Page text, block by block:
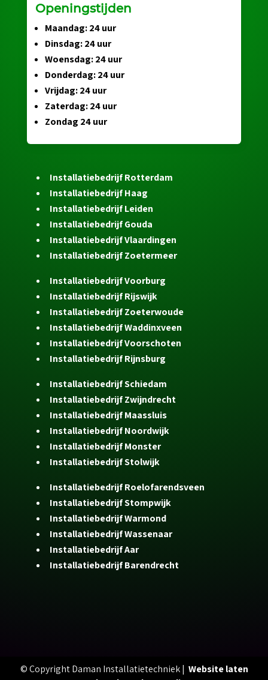
Openingstijden
Maandag: 24 uur
Dinsdag: 24 uur
Woensdag: 24 uur
Donderdag: 24 uur
Vrijdag: 24 uur
Zaterdag: 24 uur
Zondag 24 uur
Installatiebedrijf Rotterdam
Installatiebedrijf Haag
Installatiebedrijf Leiden
Installatiebedrijf Gouda
Installatiebedrijf Vlaardingen
Installatiebedrijf Zoetermeer
Installatiebedrijf Voorburg
Installatiebedrijf Rijswijk
Installatiebedrijf Zoeterwoude
Installatiebedrijf Waddinxveen
Installatiebedrijf Voorschoten
Installatiebedrijf Rijnsburg
Installatiebedrijf Schiedam
Installatiebedrijf Zwijndrecht
Installatiebedrijf Maassluis
Installatiebedrijf Noordwijk
Installatiebedrijf Monster
Installatiebedrijf Stolwijk
Installatiebedrijf Roelofarendsveen
Installatiebedrijf Stompwijk
Installatiebedrijf Warmond
Installatiebedrijf Wassenaar
Installatiebedrijf Aar
Installatiebedrijf Barendrecht
© Copyright Daman Installatietechniek | Website laten